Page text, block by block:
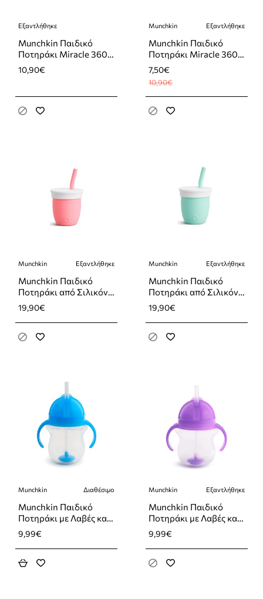
Εξαντλήθηκε
Εξαντλήθηκε
Munchkin Παιδικό
Ποτηράκι Miracle 360°
από Πλαστικό Λευκό
296ml
10,90€
-31%
Εξαντλήθηκε
Munchkin Εξαντλήθηκε
Munchkin Παιδικό
Ποτηράκι Miracle 360°
από Πλαστικό Μαύρο
296ml
7,50€
10,90€
Εξαντλήθηκε
Munchkin Εξαντλήθηκε
Munchkin Παιδικό
Ποτηράκι από Σιλικόνη
Ροζ 118ml
19,90€
Εξαντλήθηκε
Munchkin Εξαντλήθηκε
Munchkin Παιδικό
Ποτηράκι από Σιλικόνη
Τιρκουάζ 118ml
19,90€
Munchkin Διαθέσιμο
Munchkin Παιδικό
Ποτηράκι με Λαβές και
Καλαμάκι ”Click Lock”
από Πλαστικό Μπλε
207ml
9,99€
Εξαντλήθηκε
Munchkin Εξαντλήθηκε
Munchkin Παιδικό
Ποτηράκι με Λαβές και
Καλαμάκι ”Click Lock”
από Πλαστικό Μωβ
207ml
9,99€